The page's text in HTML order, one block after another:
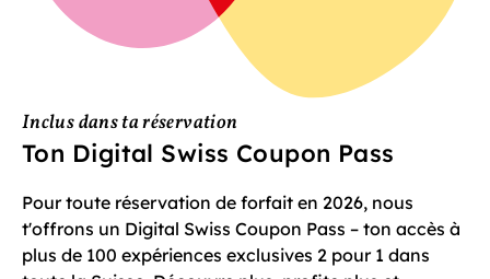
Inclus dans ta réservation
Ton Digital Swiss Coupon Pass
Pour toute réservation de forfait en 2026, nous
t'offrons un Digital Swiss Coupon Pass – ton accès à
plus de 100 expériences exclusives 2 pour 1 dans